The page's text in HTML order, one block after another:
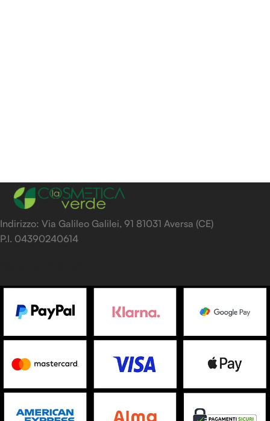
Indirizzo: Via Galileo Galilei, 91 81031 Aversa (CE)
P.I. 04390240614